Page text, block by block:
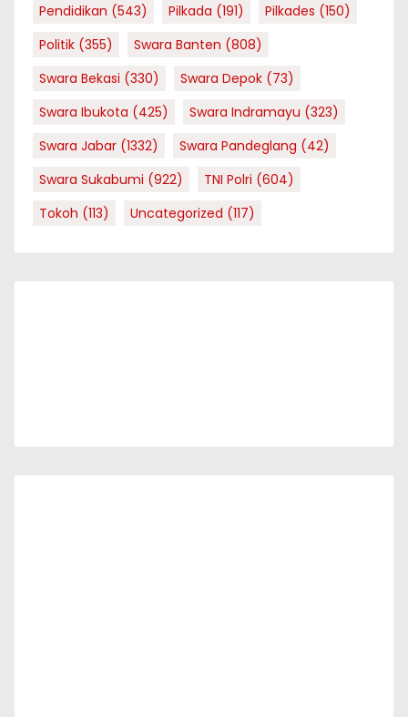
Pendidikan (543) Pilkada (191) Pilkades (150)
Politik (355) Swara Banten (808)
Swara Bekasi (330) Swara Depok (73)
Swara Ibukota (425) Swara Indramayu (323)
Swara Jabar (1332) Swara Pandeglang (42)
Swara Sukabumi (922) TNI Polri (604)
Tokoh (113) Uncategorized (117)